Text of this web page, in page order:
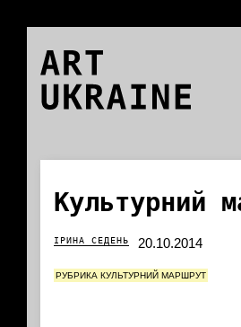
ART
UKRAINE
Культурний
ІРИНА СЕДЕНЬ 20.10.2014
РУБРИКА КУЛЬТУРНИЙ МАРШРУТ